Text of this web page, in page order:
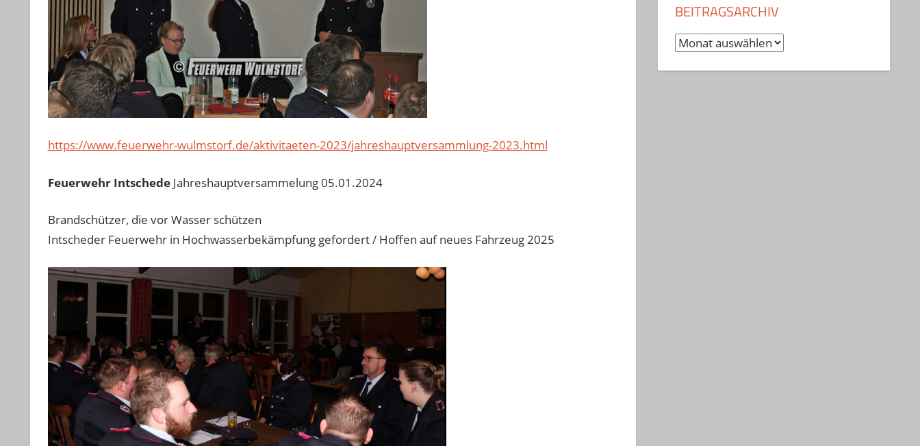
https://www.feuerwehr-wulmstorf.de/aktivitaeten-2023/jahreshauptversammlung-2023.html
Feuerwehr Intschede Jahreshauptversammelung 05.01.2024
Brandschützer, die vor Wasser schützen
Intscheder Feuerwehr in Hochwasserbekämpfung gefordert / Hoffen auf neues Fahrzeug 2025
BEITRAGSARCHIV
Beitragsarchiv